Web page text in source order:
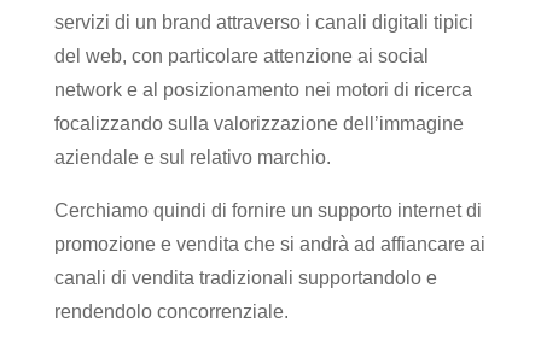
servizi di un brand attraverso i canali digitali tipici
del web, con particolare attenzione ai social
network e al posizionamento nei motori di ricerca
focalizzando sulla valorizzazione dell’immagine
aziendale e sul relativo marchio.
Cerchiamo quindi di fornire un supporto internet di
promozione e vendita che si andrà ad affiancare ai
canali di vendita tradizionali supportandolo e
rendendolo concorrenziale.